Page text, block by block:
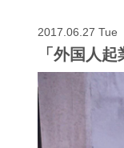
2017.06.27 Tue
「外国人